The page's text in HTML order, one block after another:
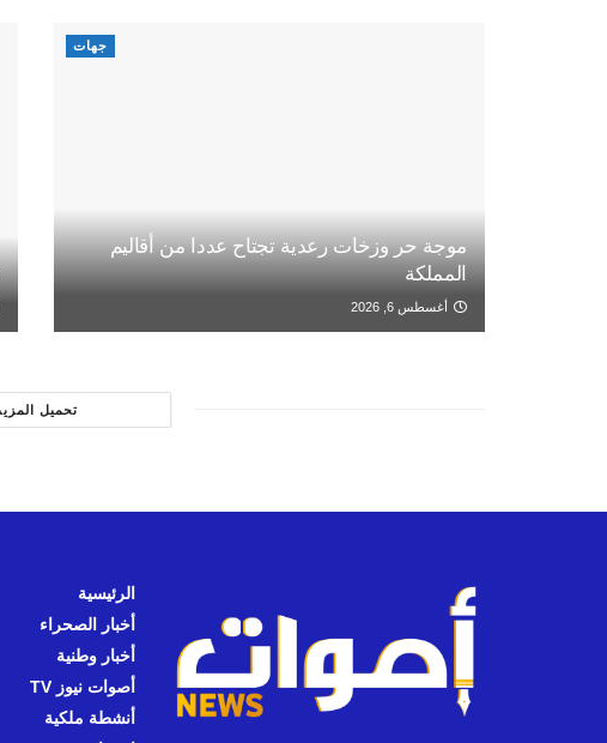
جهات
موجة حر وزخات رعدية تجتاح عددا من أقاليم
المملكة
أغسطس 6, 2026
تحميل
الرئيسية
أخبار الصحراء
أخبار وطنية
أصوات نيوز TV
أنشطة ملكية